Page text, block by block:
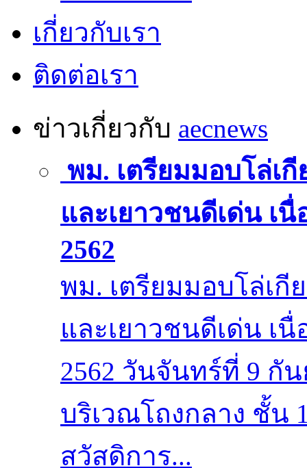
เกี่ยวกับเรา
ติดต่อเรา
ข่าวเกี่ยวกับ aecnews
พม. เตรียมมอบโล่เ
และเยาวชนดีเด่น เ
2562
พม. เตรียมมอบโล่เ
และเยาวชนดีเด่น เ
2562 วันจันทร์ที่ 9 กั
บริเวณโถงกลาง ชั้น
สวัสดิการ...